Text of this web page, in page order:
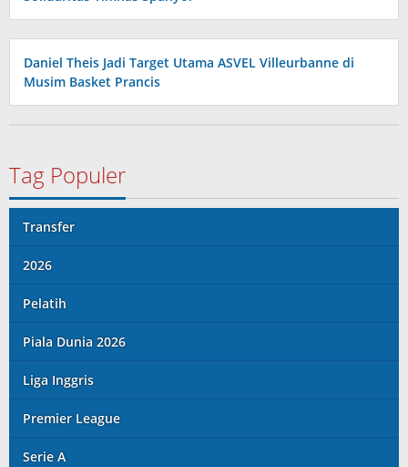
Daniel Theis Jadi Target Utama ASVEL Villeurbanne di
Musim Basket Prancis
Tag Populer
Transfer
2026
Pelatih
Piala Dunia 2026
Liga Inggris
Premier League
Serie A